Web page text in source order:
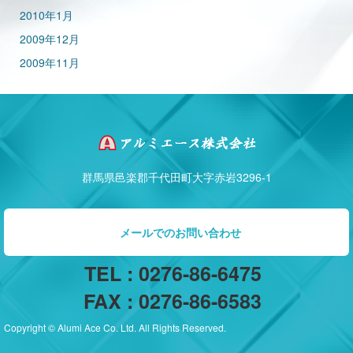
2010年1月
2009年12月
2009年11月
群馬県邑楽郡千代田町大字赤岩3296-1
メールでのお問い合わせ
TEL : 0276-86-6475
FAX : 0276-86-6583
Copyright © Alumi Ace Co. Ltd. All Rights Reserved.